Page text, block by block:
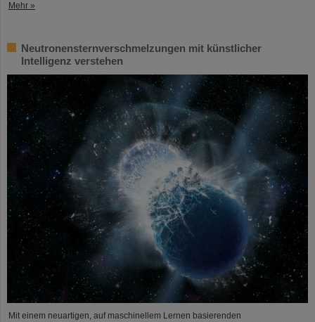
Mehr »
Neutronensternverschmelzungen mit künstlicher
Intelligenz verstehen
Mit einem neuartigen, auf maschinellem Lernen basierenden